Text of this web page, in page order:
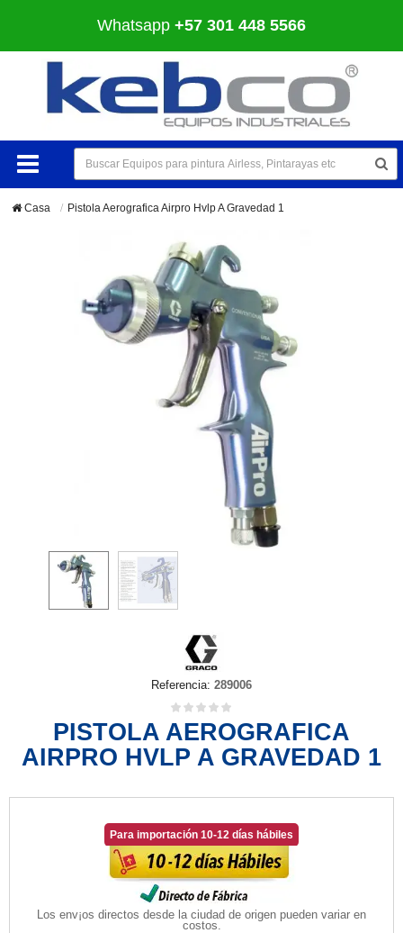
Whatsapp +57 301 448 5566
Casa Pistola Aerografica Airpro Hvlp A Gravedad 1
Referencia: 289006
PISTOLA AEROGRAFICA
AIRPRO HVLP A GRAVEDAD 1
Para importación 10-12 días hábiles
Los env¡os directos desde la ciudad de origen pueden variar en
costos.